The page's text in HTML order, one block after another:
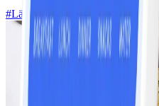
#Lätt 20 MIN